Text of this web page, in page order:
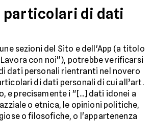
particolari di dati
sezioni del Sito e dell'App (a titolo
con noi"), potrebbe verificarsi
dati personali rientranti nel novero
di dati personali di cui all’art.
e precisamente i "[...] dati idonei a
o etnica, le opinioni politiche,
o filosofiche, o l'appartenenza